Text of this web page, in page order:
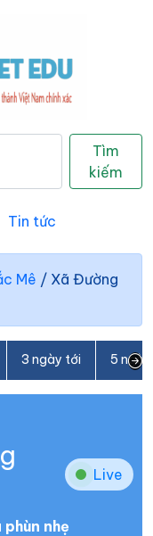
Tìm
kiếm
Tin tức
Mê / Xã Đường
3 ngày tới 5
Live
phùn nhẹ